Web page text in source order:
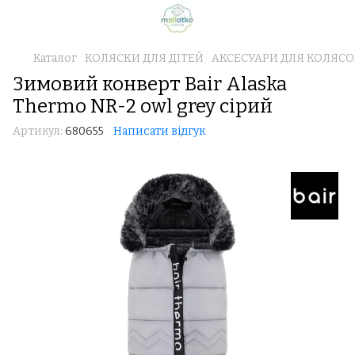
Каталог КОЛЯСКИ ДЛЯ ДІТЕЙ АКСЕСУАРИ ДЛЯ
Зимовий конверт Bair Alaska
Thermo NR-2 owl grey сірий
Артикул: 680655 Написати відгук